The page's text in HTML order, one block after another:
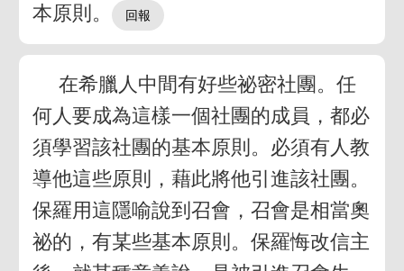
本原則。
在希臘人中間有好些祕密社團。任
何人要成為這樣一個社團的成員，都必
須學習該社團的基本原則。必須有人教
導他這些原則，藉此將他引進該社團。
保羅用這隱喻說到召會，召會是相當奧
祕的，有某些基本原則。保羅悔改信主